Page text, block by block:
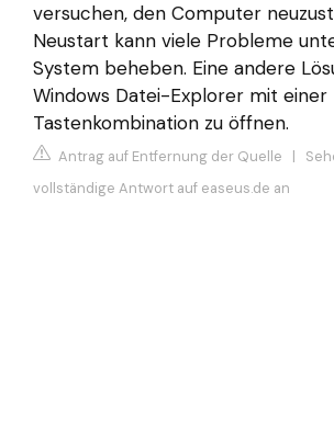
versuchen, den Computer
Neustart kann viele Probleme
System beheben. Eine andere
Windows Datei-Explorer mit einer
Tastenkombination zu öffnen.
Antrag auf Entfernung der Quelle |
vollständige Antwort auf easeus.de an